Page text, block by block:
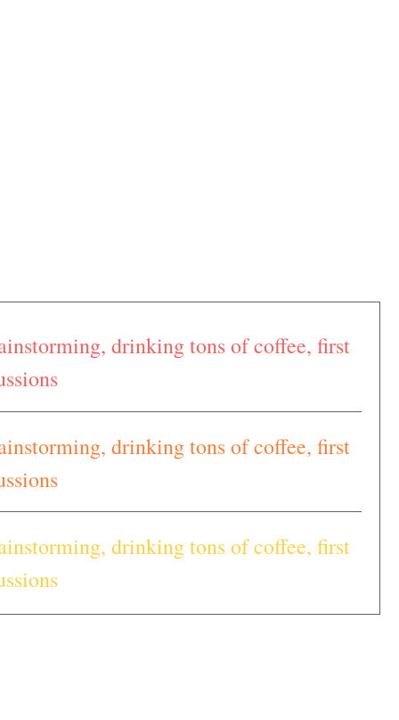
drinking tons of coffee, first
drinking tons of coffee, first
drinking tons of coffee, first